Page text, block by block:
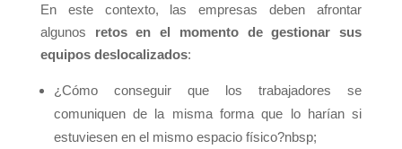
En este contexto, las empresas deben afrontar
algunos retos en el momento de gestionar sus
equipos deslocalizados:
¿Cómo conseguir que los trabajadores se
comuniquen de la misma forma que lo harían si
estuviesen en el mismo espacio físico?nbsp;